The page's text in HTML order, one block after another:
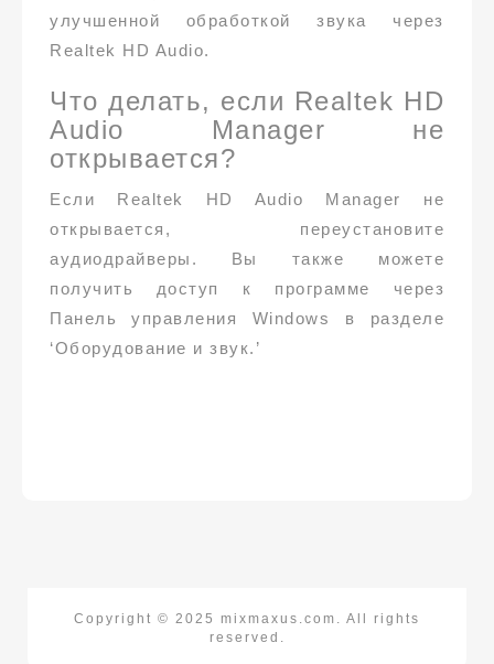
улучшенной обработкой звука через
Realtek HD Audio.
Что делать, если Realtek HD
Audio Manager не
открывается?
Если Realtek HD Audio Manager не
открывается, переустановите
аудиодрайверы. Вы также можете
получить доступ к программе через
Панель управления Windows в разделе
‘Оборудование и звук.’
Copyright © 2025 mixmaxus.com. All rights
reserved.